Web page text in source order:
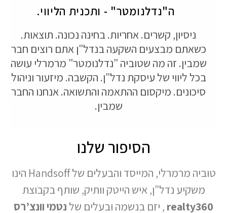
ה"נדלנומטר" - ותכנית הליווי.
ניסיון, קשרים. אחריות. בחינה נכונה. תוצאות.
מבצעים השקעה בנדל"ן אתם רוצים חבר
זה מה שטוביה "נדלנומטר" מרמרלי עושה
ליווי של עיסקת נדל"ן. הקשבה. מיזעור וניהול
מיקסום ההתאמה והתשואה. אנחנו החבר
שמבין.
הסיפור שלנו
טוביה מרמרלי, המייסד והבעלים של Handsoff הינו
נדל”ן, איש הייטק וותיק, שותף בקבוצת
, יזם בנשמה ובעלים שלנטמי וונצ’רס